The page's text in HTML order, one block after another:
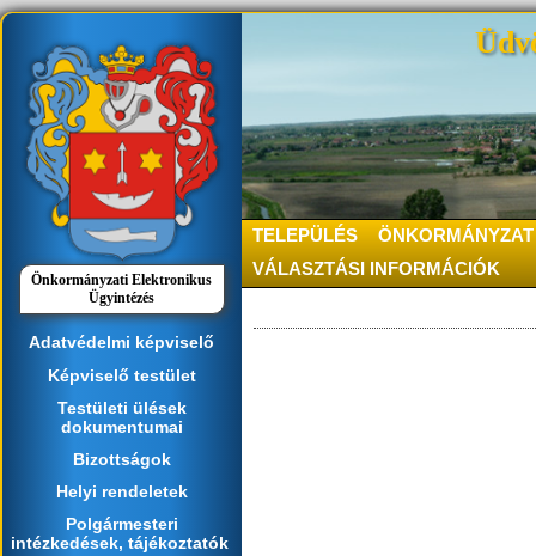
Önkormányzati Elektronikus
Ügyintézés
Adatvédelmi képviselő
Képviselő testület
Testületi ülések
dokumentumai
Bizottságok
Helyi rendeletek
Polgármesteri
intézkedések, tájékoztatók
TELEPÜLÉS
ÖNKORMÁNYZAT
VÁLASZTÁSI INFORMÁCIÓK